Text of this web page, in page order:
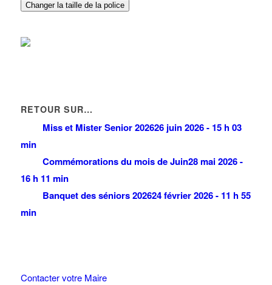
Changer la taille de la police
RETOUR SUR…
Miss et Mister Senior 202626 juin 2026 - 15 h 03
min
Commémorations du mois de Juin28 mai 2026 -
16 h 11 min
Banquet des séniors 202624 février 2026 - 11 h 55
min
Contacter votre Maire